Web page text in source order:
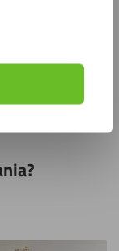
warstwa
w ogrodzie i w